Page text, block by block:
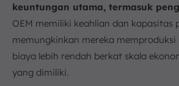
keuntungan utama, termasuk
OEM memiliki keahlian dan kapasitas
memungkinkan mereka memproduksi
biaya lebih rendah berkat skala
yang dimiliki.